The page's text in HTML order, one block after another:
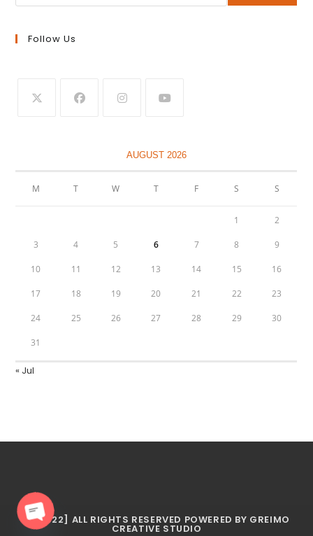
Follow Us
AUGUST 2026
M T W T F S S
1 2
3 4 5 6 7 8 9
10 11 12 13 14 15 16
17 18 19 20 21 22 23
24 25 26 27 28 29 30
31
« Jul
© [2022] ALL RIGHTS RESERVED POWERED BY GREIMO
CREATIVE STUDIO